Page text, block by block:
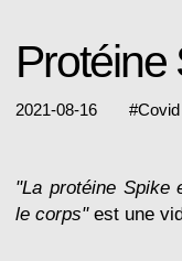
Protéine
2021-08-16 #Covid
"La protéine Spike
le corps"est une